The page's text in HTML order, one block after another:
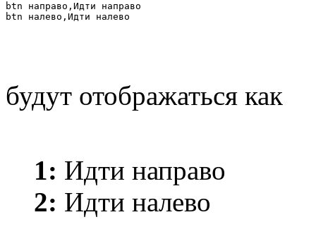
btn направо,Идти направо
btn налево,Идти налево
будут отображаться как
1: Идти направо
2: Идти налево